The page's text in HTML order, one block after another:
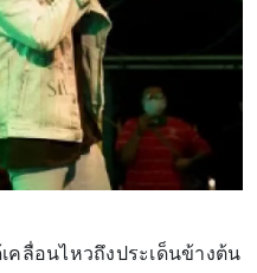
คลื่อนไหวถึงประเด็นข้างต้น